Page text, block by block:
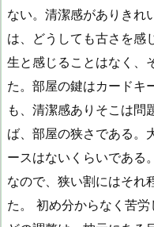
ない。清潔感がありきれ
は、どうしても古さを感
生と感じることはなく、
た。部屋の鍵はカードキ
も、清潔感ありそこは問
ば、部屋の狭さである。
ースはないくらいである
なので、狭い割にはそれ
た。 初め分からなく苦